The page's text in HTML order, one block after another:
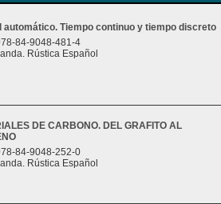
automático. Tiempo continuo y tiempo discreto
84-9048-481-4
Rústica Español
DE CARBONO. DEL GRAFITO AL
84-9048-252-0
Rústica Español